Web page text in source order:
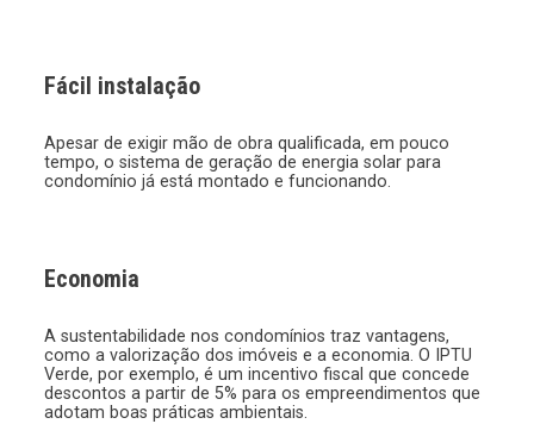
Fácil instalação
Apesar de exigir mão de obra qualificada, em pouco
tempo, o sistema de geração de energia solar para
condomínio já está montado e funcionando.
Economia
A sustentabilidade nos condomínios traz vantagens,
como a valorização dos imóveis e a economia. O IPTU
Verde, por exemplo, é um incentivo fiscal que concede
descontos a partir de 5% para os empreendimentos que
adotam boas práticas ambientais.